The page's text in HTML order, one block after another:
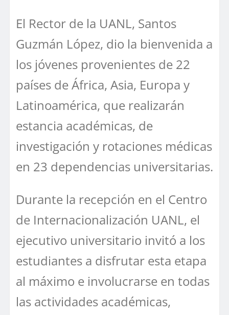
El Rector de la UANL, Santos
Guzmán López, dio la bienvenida a
los jóvenes provenientes de 22
países de África, Asia, Europa y
Latinoamérica, que realizarán
estancia académicas, de
investigación y rotaciones médicas
en 23 dependencias universitarias.
Durante la recepción en el Centro
de Internacionalización UANL, el
ejecutivo universitario invitó a los
estudiantes a disfrutar esta etapa
al máximo e involucrarse en todas
las actividades académicas,